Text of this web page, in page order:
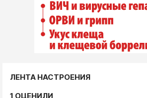
ЛЕНТА НАСТРОЕНИЯ
1 ОЦЕНИЛИ